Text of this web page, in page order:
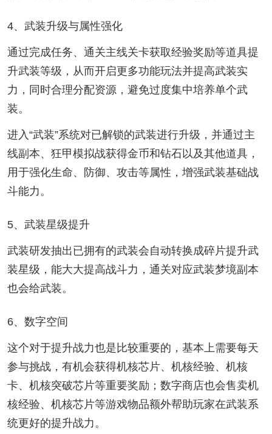
4、武装升级与属性强化
通过完成任务、通关主线关卡获取经验奖励等道具提
升武装等级，从而开启更多功能玩法并提高武装实
力，同时合理分配资源，避免过度集中培养单个武
装。
进入“武装”系统对已解锁的武装进行升级，并通过主
线副本、狂甲模拟战获得金币和钻石以及其他道具，
用于强化生命、防御、攻击等属性，增强武装基础战
斗能力。
5、武装星级提升
武装研发抽出已拥有的武装会自动转换成碎片提升武
装星级，能大大提高战斗力，通关对应武装梦境副本
也会给武装。
6、数字空间
这个对于提升战力也是比较重要的，基本上需要每天
参与挑战，有机会获得机核芯片、机核经验、机核
卡、机核突破芯片等重要奖励；数字商店也会售卖机
核经验、机核芯片等游戏物品额外帮助玩家在武装系
统更好的提升战力。